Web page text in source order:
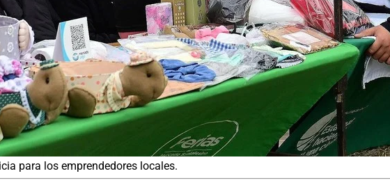
para los emprendedores locales.